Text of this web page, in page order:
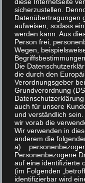
14 November-15
ZUM
HINZUFÜGEN
sicherzustellen.
Datenübertragungen
aufweisen, sodass
werden kann. Aus
Person frei,
Wegen,
Begriffsbestimmungen
Die
die durch den
Verordnungsgeber
Grundverordnung
auch für unsere
und verständlich
wir vorab die
Wir verwenden in
anderem die
a)
Personenbezogene
auf eine identifizierte
(im Folgenden
identifizierbar wird